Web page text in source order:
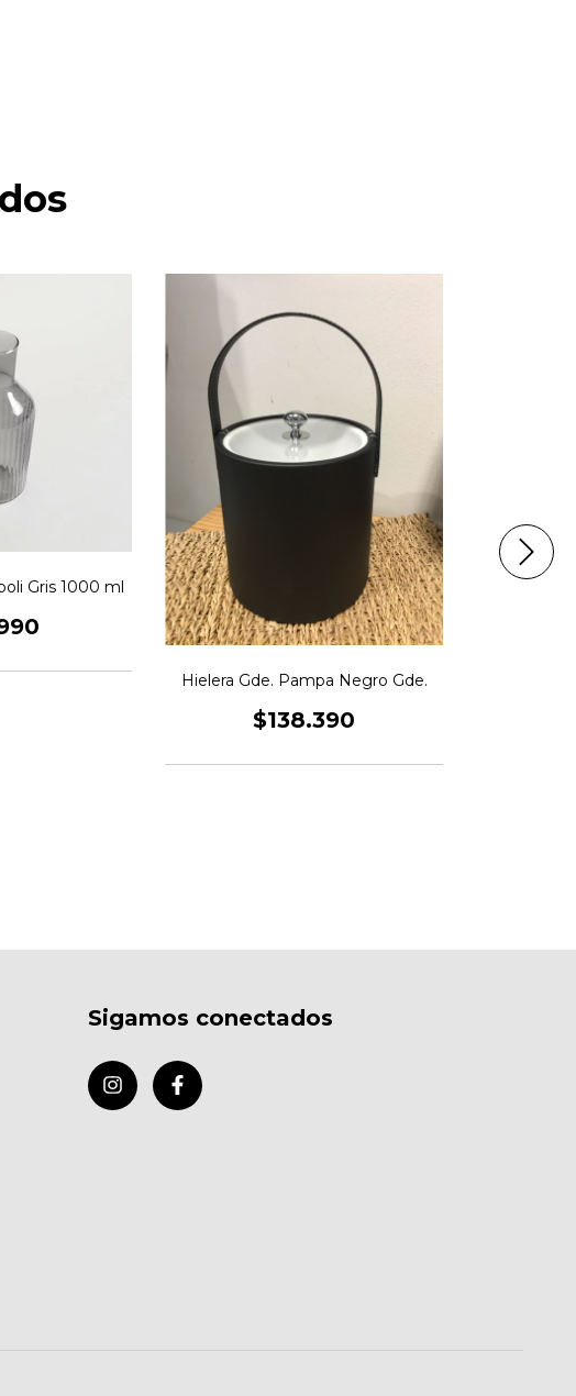
Gris 1000 ml
Hielera Gde. Pampa Negro Gde.
$138.390
Sigamos conectados